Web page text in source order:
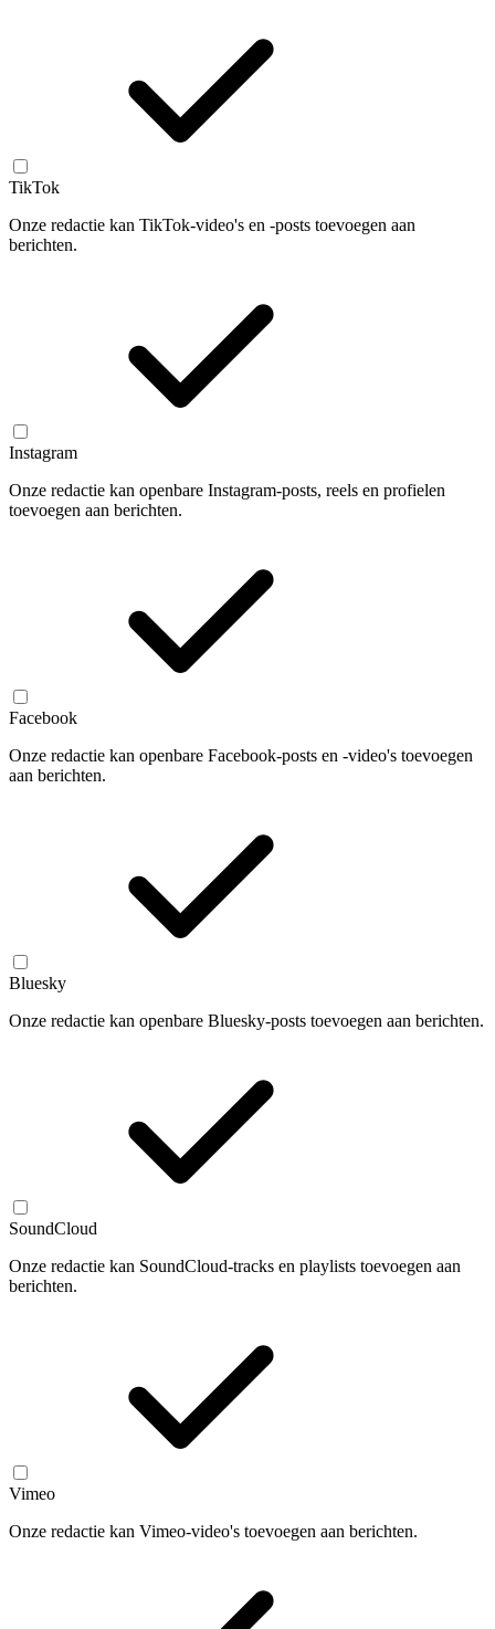
TikTok
Onze redactie kan TikTok-video's en -posts toevoegen aan
berichten.
Instagram
Onze redactie kan openbare Instagram-posts, reels en profielen
toevoegen aan berichten.
Facebook
Onze redactie kan openbare Facebook-posts en -video's toevoegen
aan berichten.
Bluesky
Onze redactie kan openbare Bluesky-posts toevoegen aan berichten.
SoundCloud
Onze redactie kan SoundCloud-tracks en playlists toevoegen aan
berichten.
Vimeo
Onze redactie kan Vimeo-video's toevoegen aan berichten.